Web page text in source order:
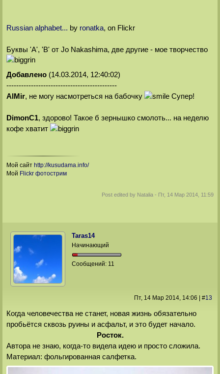
Russian alphabet... by ronatka, on Flickr
Буквы 'A', 'B' от Jo Nakashima, две другие - мое творчество
Добавлено(14.03.2014, 12:40:02)
---------------------------------------------
AlMir, не могу насмотреться на бабочку Супер!
DimonС1, здорово! Такое б зернышко смолоть... на неделю
кофе хватит
Мой сайт http://kusudama.info/
Мой Flickr фотострим
Post edited by Natalia - Пт, 14 Мар 2014, 11:59
Taras14
Начинающий
Сообщений: 11
Пт, 14 Мар 2014, 14:06 #13
Когда человечества не станет, новая жизнь обязательно
пробьётся сквозь руины и асфальт, и это будет начало.
Росток.
Автора не знаю, когда-то видела идею и просто сложила.
Материал: фольгированная салфетка.